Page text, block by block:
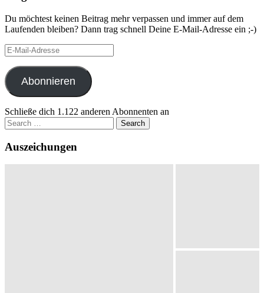
Du möchtest keinen Beitrag mehr verpassen und immer auf dem
Laufenden bleiben? Dann trag schnell Deine E-Mail-Adresse ein ;-)
E-
Mail-
Adresse
Abonnieren
Schließe dich 1.122 anderen Abonnenten an
Search
for:
Auszeichungen